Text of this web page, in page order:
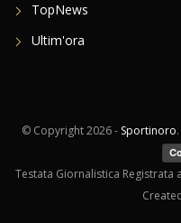
TopNews
Ultim'ora
© Copyright2026 - Sportinoro
Testata Giornalistica Registrata